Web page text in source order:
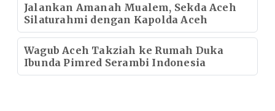
Jalankan Amanah Mualem, Sekda Aceh
Silaturahmi dengan Kapolda Aceh
Wagub Aceh Takziah ke Rumah Duka
Ibunda Pimred Serambi Indonesia